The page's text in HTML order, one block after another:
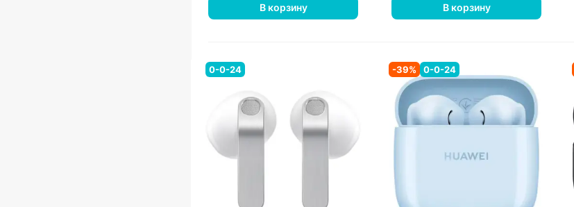
В корзину В корзину
0-0-24 -39% 0-0-24